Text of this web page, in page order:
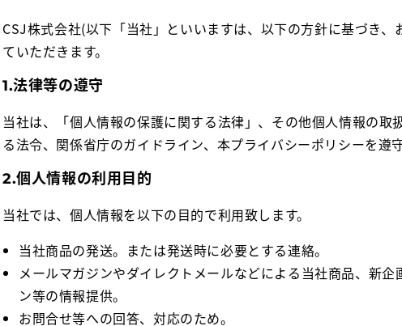
CSJ株式会社(以下「当社」といいますは、以下の方針に基づき、
ていただきます。
1.法律等の遵守
当社は、「個人情報の保護に関する法律」、その他個人情報の取
る法令、関係省庁のガイドライン、本プライバシーポリシーを遵
2.個人情報の利用目的
当社では、個人情報を以下の目的で利用致します。
当社商品の発送。または発送時に必要とする連絡。
メールマガジンやダイレクトメールなどによる当社商品、新
ン等の情報提供。
お問合せ等への回答、対応のため。